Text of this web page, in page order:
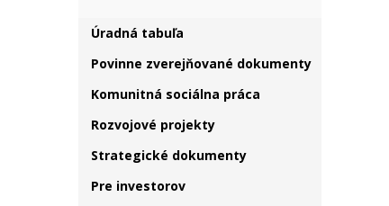
Úradná tabuľa
Povinne zverejňované dokumenty
Komunitná sociálna práca
Rozvojové projekty
Strategické dokumenty
Pre investorov